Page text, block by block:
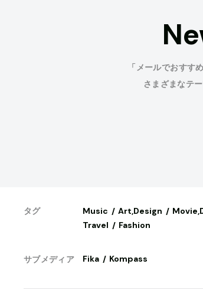
「メールでおすす
さまざまなテ
タグ Music Art,Design
Travel
Fashion
サブメディア Fika Kompass